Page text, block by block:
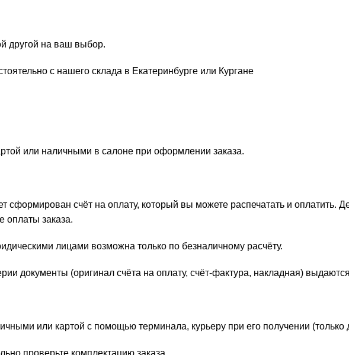
другой на ваш выбор.
с нашего склада в Екатеринбурге или Кургане
или наличными в салоне при оформлении заказа.
сформирован счёт на оплату, который вы можете распечатать и оплатить.
оплаты заказа.
лицами возможна только по безналичному расчёту.
документы (оригинал счёта на оплату, счёт-фактура, накладная)
или картой с помощью терминала, курьеру при его получении (только